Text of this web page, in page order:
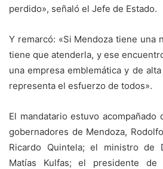
perdido», señaló el Jefe de Estado.
Y remarcó: «Si Mendoza tiene una
tiene que atenderla, y ese
una empresa emblemática y de
representa el esfuerzo de todos».
El mandatario estuvo
gobernadores de Mendoza,
Ricardo Quintela; el ministro de
Matías Kulfas; el presidente de